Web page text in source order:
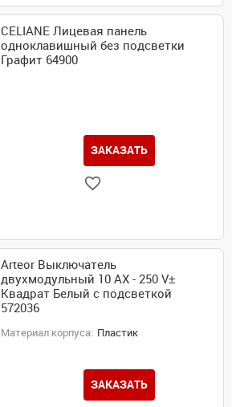
CELIANE Лицевая панель
одноклавишный без подсветки
Графит 64900
ЗАКАЗАТЬ
Arteor Выключатель
двухмодульный 10 AX - 250 V±
Квадрат Белый с подсветкой
572036
Материал корпуса: Пластик
ЗАКАЗАТЬ